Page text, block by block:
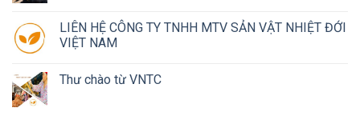
LIÊN HỆ CÔNG TY TNHH MTV SẢN VẬT NHIỆT ĐỚI
VIỆT NAM
Thư chào từ VNTC